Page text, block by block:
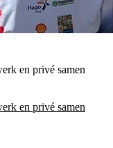
en privé samen
en privé samen